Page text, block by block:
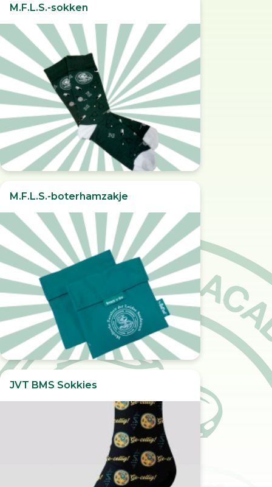
M.F.L.S.-sokken
M.F.L.S.-boterhamzakje
JVT BMS Sokkies